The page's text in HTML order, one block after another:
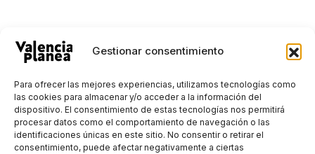
Gestionar consentimiento
Para ofrecer las mejores experiencias, utilizamos tecnologías como
las cookies para almacenar y/o acceder a la información del
dispositivo. El consentimiento de estas tecnologías nos permitirá
procesar datos como el comportamiento de navegación o las
identificaciones únicas en este sitio. No consentir o retirar el
consentimiento, puede afectar negativamente a ciertas